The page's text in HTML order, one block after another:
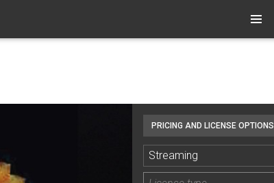
PRICING AND LICENSE OPTIONS
Streaming